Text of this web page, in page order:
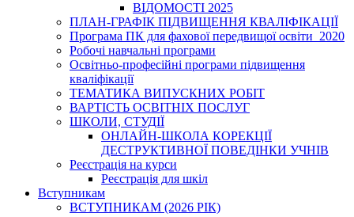
ВІДОМОСТІ 2025
ПЛАН-ГРАФІК ПІДВИЩЕННЯ КВАЛІФІКАЦІЇ
Програма ПК для фахової передвищої освіти_2020
Робочі навчальні програми
Освітньо-професійні програми підвищення
кваліфікації
ТЕМАТИКА ВИПУСКНИХ РОБІТ
ВАРТІСТЬ ОСВІТНІХ ПОСЛУГ
ШКОЛИ, СТУДІЇ
ОНЛАЙН-ШКОЛА КОРЕКЦІЇ
ДЕСТРУКТИВНОЇ ПОВЕДІНКИ УЧНІВ
Реєстрація на курси
Реєстрація для шкіл
Вступникам
ВСТУПНИКАМ (2026 РІК)